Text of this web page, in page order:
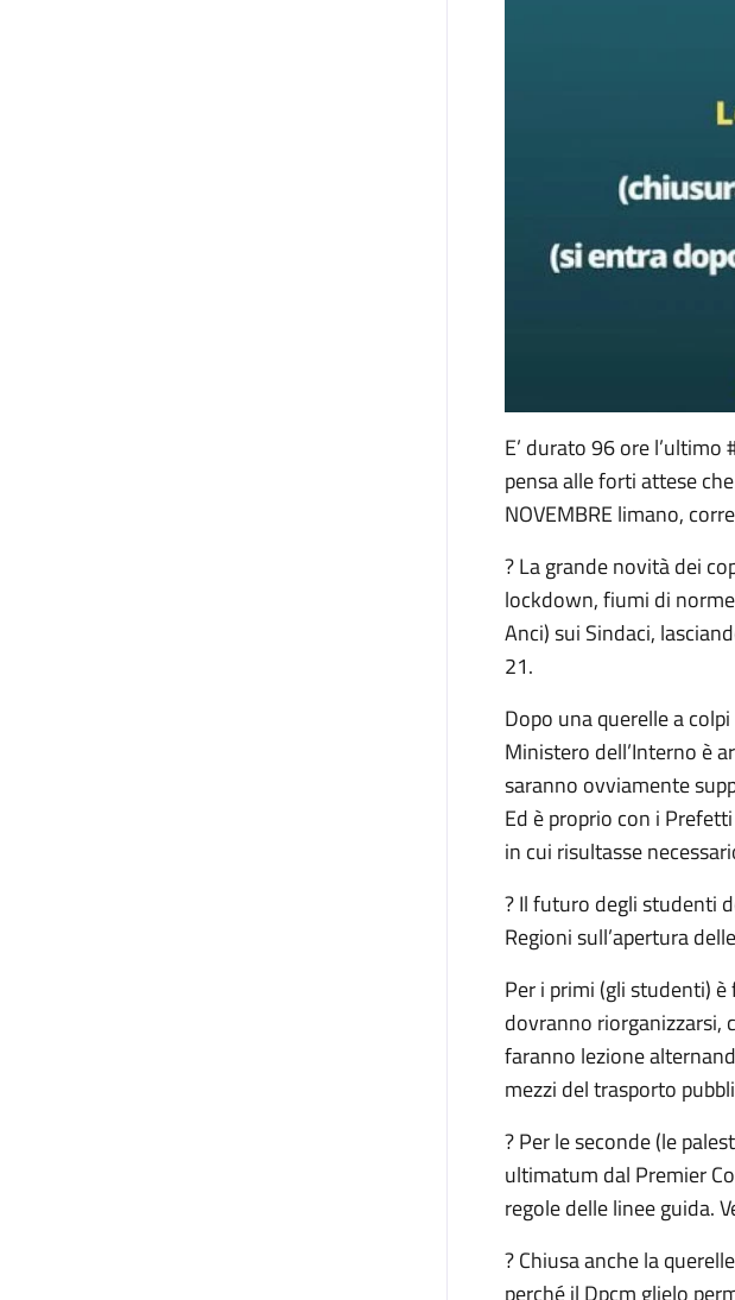
E’ durato 96 ore
pensa alle forti attese
NOVEMBRE limano,
? La grande novità dei
lockdown, fiumi di
Anci) sui Sindaci,
21.
Dopo una querelle a
Ministero dell’Interno è
saranno ovviamente
Ed è proprio con i
in cui risultasse
? Il futuro degli studenti
Regioni sull’apertura
Per i primi (gli studenti)
dovranno riorganizzarsi,
faranno lezione
mezzi del trasporto
? Per le seconde (le
ultimatum dal Premier
regole delle linee guida.
? Chiusa anche la